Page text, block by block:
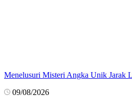
Menelusuri Misteri Angka Unik Jarak
09/08/2026